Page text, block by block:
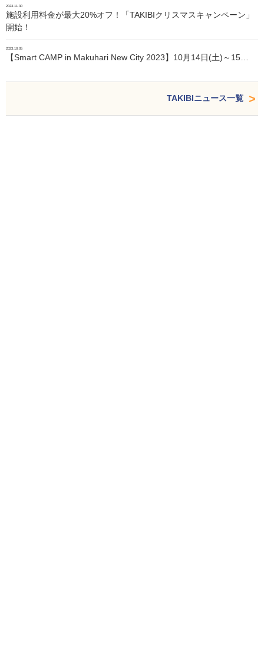
2023.11.30
施設利用料金が最大20%オフ！「TAKIBIクリスマスキャンペーン」
開始！
2023.10.05
【Smart CAMP in Makuhari New City 2023】10月14日(土)～15…
TAKIBIニュース一覧